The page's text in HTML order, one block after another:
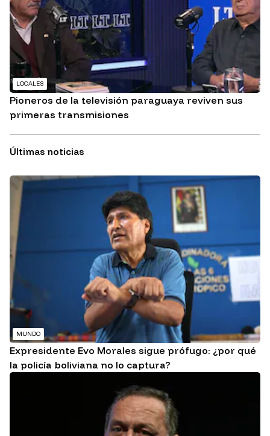
LOCALES
Pioneros de la televisión paraguaya reviven sus
primeras transmisiones
Últimas noticias
MUNDO
Expresidente Evo Morales sigue prófugo: ¿por qué
la policía boliviana no lo captura?